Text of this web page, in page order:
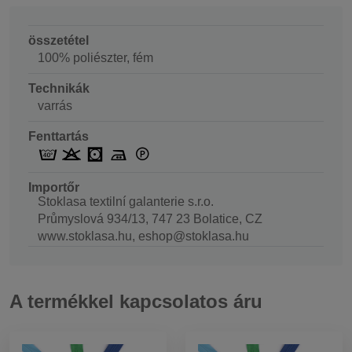
összetétel
100% poliészter, fém
Technikák
varrás
Fenttartás
Importőr
Stoklasa textilní galanterie s.r.o.
Průmyslová 934/13, 747 23 Bolatice, CZ
www.stoklasa.hu, eshop@stoklasa.hu
A termékkel kapcsolatos áru